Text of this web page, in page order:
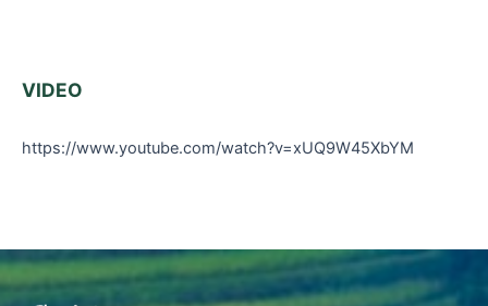
VIDEO
https://www.youtube.com/watch?v=xUQ9W45XbYM